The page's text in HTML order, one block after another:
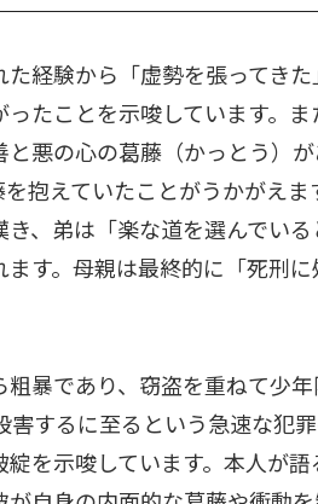
経験から「虚勢を張ってき
たことを示唆しています。
悪の心の葛藤（かっとう）
抱えていたことがうかがえ
、弟は「楽な道を選んでいる
す。母親は最終的に「死刑
暴であり、窃盗を重ねて少
害するに至るという急速な犯
を示唆しています。本人が